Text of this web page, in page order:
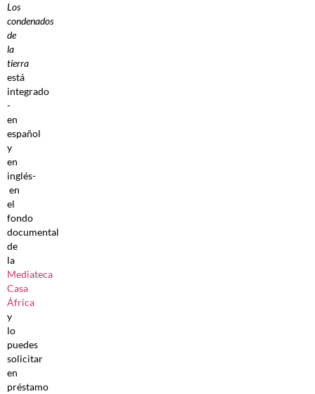
Los
condenados
de
la
tierra
está
integrado
-
en
español
y
en
inglés-
en
el
fondo
documental
de
la
Mediateca
Casa
África
y
lo
puedes
solicitar
en
préstamo